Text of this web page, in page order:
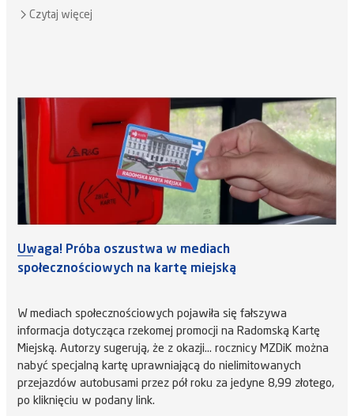
Czytaj więcej
Uwaga! Próba oszustwa w mediach
społecznościowych na kartę miejską
W mediach społecznościowych pojawiła się fałszywa
informacja dotycząca rzekomej promocji na Radomską Kartę
Miejską. Autorzy sugerują, że z okazji… rocznicy MZDiK można
nabyć specjalną kartę uprawniającą do nielimitowanych
przejazdów autobusami przez pół roku za jedyne 8,99 złotego,
po kliknięciu w podany link.